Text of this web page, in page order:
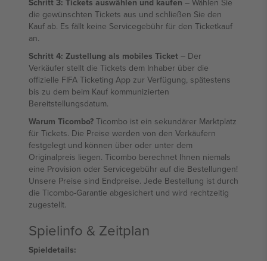
Schritt 3: Tickets auswählen und kaufen – Wählen Sie
die gewünschten Tickets aus und schließen Sie den
Kauf ab. Es fällt keine Servicegebühr für den Ticketkauf
an.
Schritt 4: Zustellung als mobiles Ticket – Der
Verkäufer stellt die Tickets dem Inhaber über die
offizielle FIFA Ticketing App zur Verfügung, spätestens
bis zu dem beim Kauf kommunizierten
Bereitstellungsdatum.
Warum Ticombo? Ticombo ist ein sekundärer Marktplatz
für Tickets. Die Preise werden von den Verkäufern
festgelegt und können über oder unter dem
Originalpreis liegen. Ticombo berechnet Ihnen niemals
eine Provision oder Servicegebühr auf die Bestellungen!
Unsere Preise sind Endpreise. Jede Bestellung ist durch
die Ticombo-Garantie abgesichert und wird rechtzeitig
zugestellt.
Spielinfo & Zeitplan
Spieldetails: